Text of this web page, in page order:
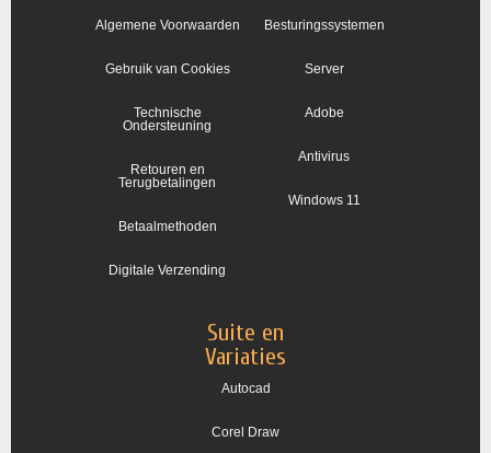
Algemene Voorwaarden
Gebruik van Cookies
Technische
Ondersteuning
Retouren en
Terugbetalingen
Betaalmethoden
Digitale Verzending
Besturingssystemen
Server
Adobe
Antivirus
Windows 11
Suite en
Variaties
Autocad
Corel Draw